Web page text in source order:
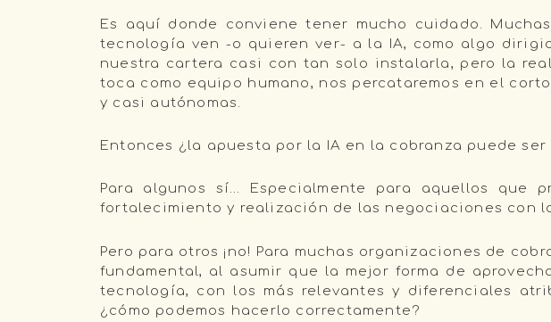
Es aquí donde conviene tener mucho cuidado.
tecnología ven -o quieren ver- a la IA, como algo
nuestra cartera casi con tan solo instalarla, pero la
toca como equipo humano, nos percataremos en el
y casi autónomas.
Entonces ¿la apuesta por la IA en la cobranza puede
Para algunos sí… Especialmente para aquellos que
fortalecimiento y realización de las negociaciones con
Pero para otros ¡no! Para muchas organizaciones de
fundamental, al asumir que la mejor forma de
tecnología, con los más relevantes y diferenciales
¿cómo podemos hacerlo correctamente?